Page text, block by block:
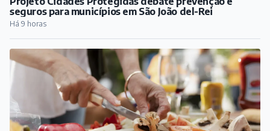
seguros para municípios em São João del-Rei
Há 9 horas